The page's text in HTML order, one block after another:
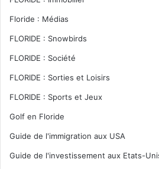
Floride : Médias
FLORIDE : Snowbirds
FLORIDE : Société
FLORIDE : Sorties et Loisirs
FLORIDE : Sports et Jeux
Golf en Floride
Guide de l'immigration aux USA
Guide de l'investissement aux Etats-